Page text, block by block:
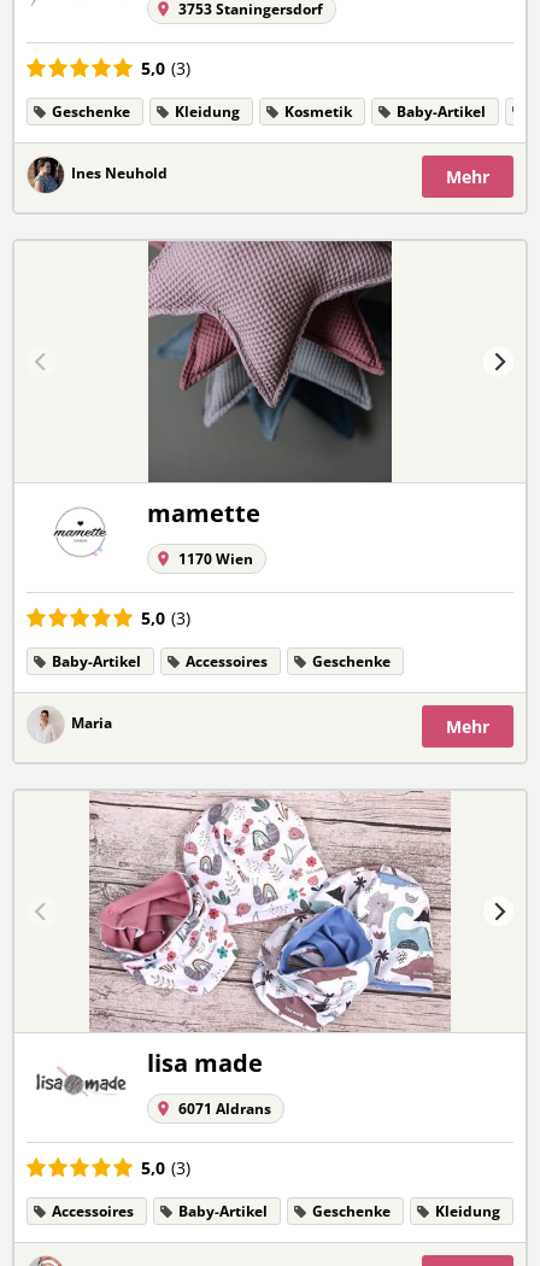
3753 Staningersdorf
5,0 (3)
Geschenke Kleidung Kosmetik Baby-Artikel
Ines Neuhold Mehr
mamette
1170 Wien
5,0 (3)
Baby-Artikel Accessoires Geschenke
Maria Mehr
lisa made
6071 Aldrans
5,0 (3)
Accessoires Baby-Artikel Geschenke Kleidung